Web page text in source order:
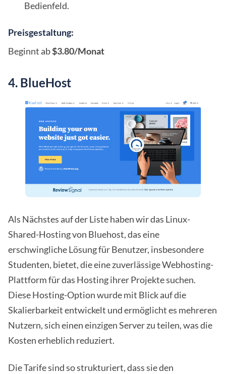
Bedienfeld.
Preisgestaltung:
Beginnt ab$3.80/Monat
4. BlueHost
Als Nächstes auf der Liste haben wir das Linux-
Shared-Hosting von Bluehost, das eine
erschwingliche Lösung für Benutzer, insbesondere
Studenten, bietet, die eine zuverlässige Webhosting-
Plattform für das Hosting ihrer Projekte suchen.
Diese Hosting-Option wurde mit Blick auf die
Skalierbarkeit entwickelt und ermöglicht es mehreren
Nutzern, sich einen einzigen Server zu teilen, was die
Kosten erheblich reduziert.
Die Tarife sind so strukturiert, dass sie den